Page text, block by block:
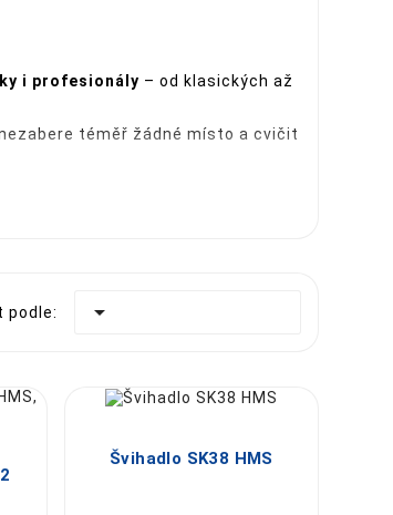
i profesionály – od klasických až
téměř žádné místo a cvičit
podle: 
Švihadlo SK38 HMS